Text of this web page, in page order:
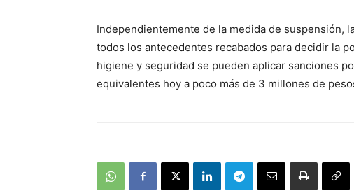
Independientemente de la medida de suspensión,
todos los antecedentes recabados para decidir la
higiene y seguridad se pueden aplicar sanciones
equivalentes hoy a poco más de 3 millones de